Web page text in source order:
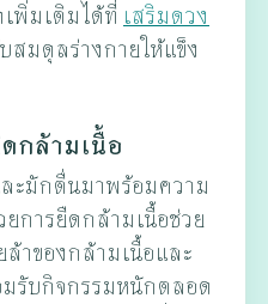
เพิ่มเติมได้ที่ เสริมดวง
สมดุลร่างกายให้แข็ง
กล้ามเนื้อ
ะมักตื่นมาพร้อมความ
ยการยืดกล้ามเนื้อช่วย
าของกล้ามเนื้อและ
มรับกิจกรรมหนักตลอด